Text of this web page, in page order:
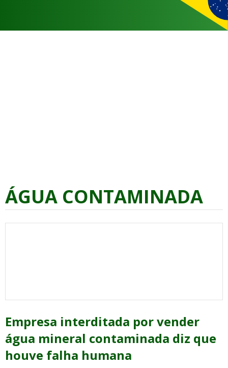
ÁGUA CONTAMINADA
Empresa interditada por vender
água mineral contaminada diz que
houve falha humana